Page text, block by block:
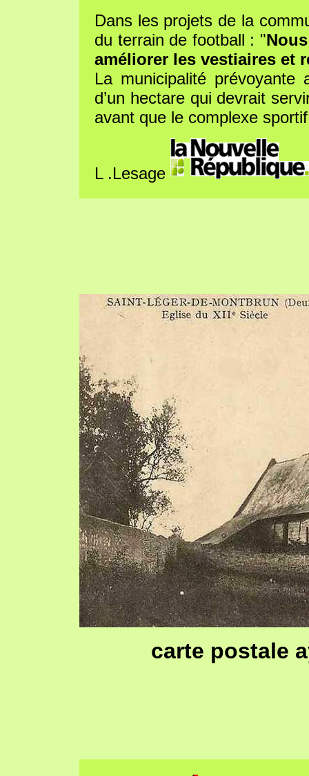
Dans les projets de la
du terrain de football : "
améliorer les vestiaires et
La municipalité prévoyante
d’un hectare qui devrait
avant que le complexe
L .Lesage
carte postale